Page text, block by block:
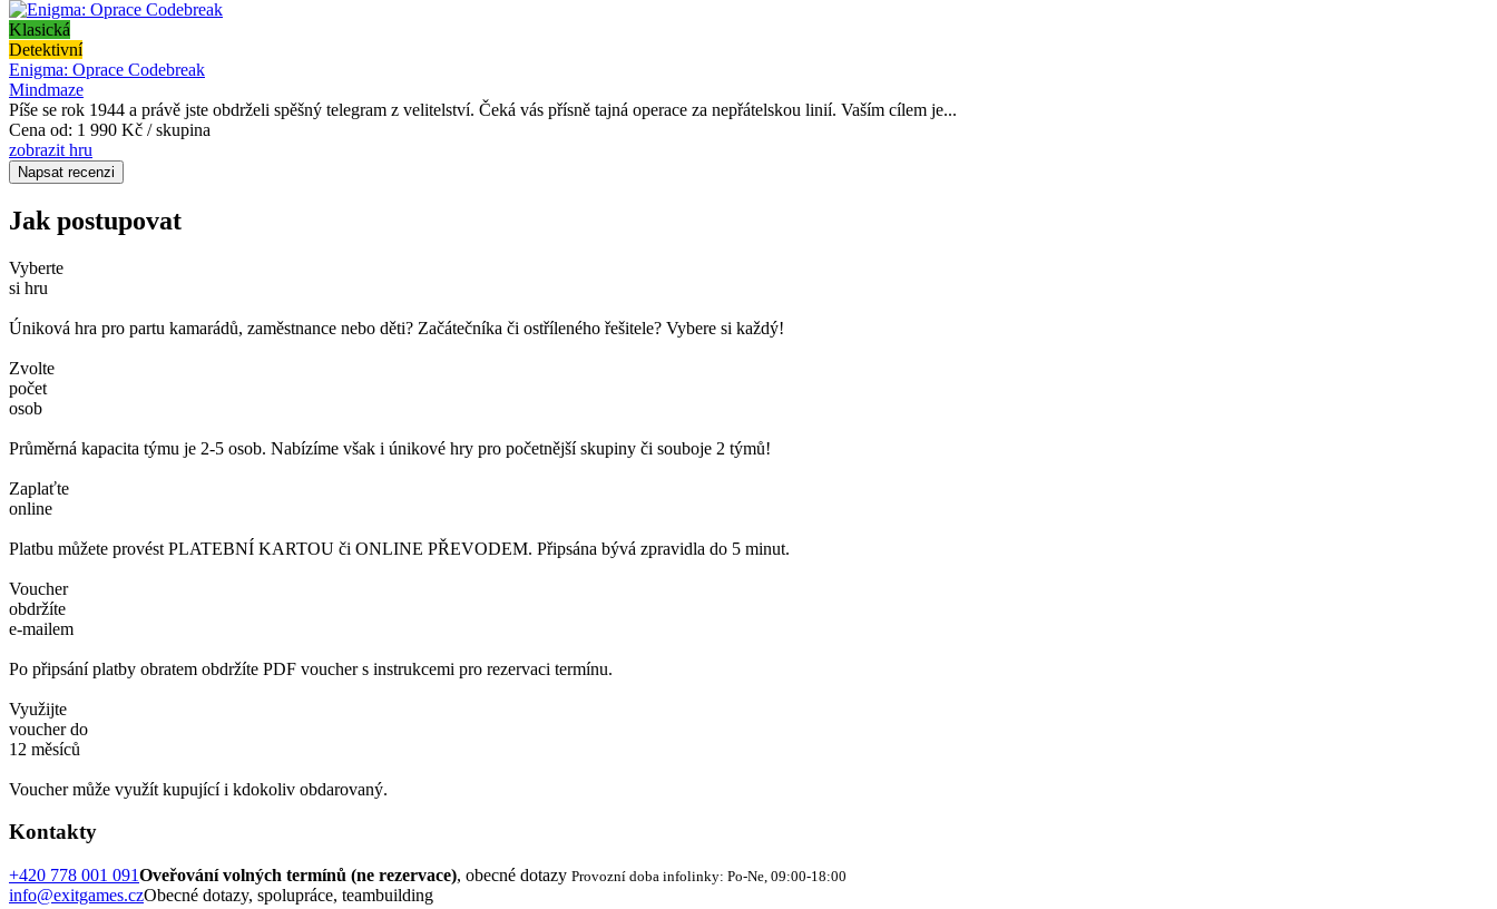
Klasická
Detektivní
Enigma: Oprace Codebreak
Mindmaze
Píše se rok 1944 a právě jste obdrželi spěšný telegram z velitelství. Čeká vás přísně tajná operace za nepřátelskou linií. Vaším cílem je...
Cena od: 1 990 Kč / skupina
zobrazit hru
Napsat recenzi
Jak postupovat
Vyberte
si hru
Úniková hra pro partu kamarádů, zaměstnance nebo děti? Začátečníka či ostříleného řešitele? Vybere si každý!
Zvolte
počet
osob
Průměrná kapacita týmu je 2-5 osob. Nabízíme však i únikové hry pro početnější skupiny či souboje 2 týmů!
Zaplaťte
online
Platbu můžete provést PLATEBNÍ KARTOU či ONLINE PŘEVODEM. Připsána bývá zpravidla do 5 minut.
Voucher
obdržíte
e-mailem
Po připsání platby obratem obdržíte PDF voucher s instrukcemi pro rezervaci termínu.
Využijte
voucher do
12 měsíců
Voucher může využít kupující i kdokoliv obdarovaný.
Kontakty
+420 778 001 091Oveřování volných termínů (ne rezervace), obecné dotazy Provozní doba infolinky: Po-Ne, 09:00-18:00
info@exitgames.czObecné dotazy, spolupráce, teambuilding